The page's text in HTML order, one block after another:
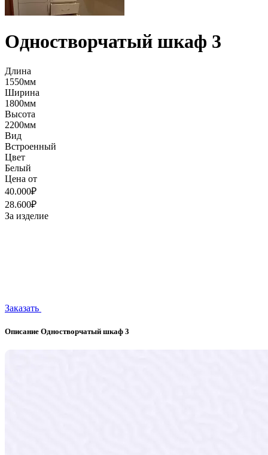
Одностворчатый шкаф 3
Длина
1550мм
Ширина
1800мм
Высота
2200мм
Вид
Встроенный
Цвет
Белый
Цена от
40.000₽
28.600₽
За изделие
Заказать
Описание Одностворчатый шкаф 3